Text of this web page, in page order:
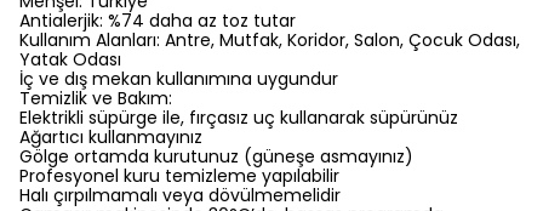
Antialerjik: %74 daha az toz tutar
Kullanım Alanları: Antre, Mutfak, Koridor, Salon, Çocuk Odası,
Yatak Odası
İç ve dış mekan kullanımına uygundur
Temizlik ve Bakım:
Elektrikli süpürge ile, fırçasız uç kullanarak süpürünüz
Ağartıcı kullanmayınız
Gölge ortamda kurutunuz (güneşe asmayınız)
Profesyonel kuru temizleme yapılabilir
Halı çırpılmamalı veya dövülmemelidir